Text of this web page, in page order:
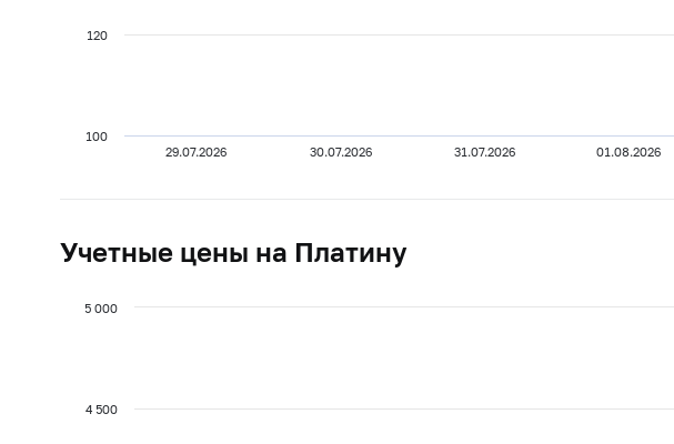
29.07.2026 30.07.2026 31.07.2026 01.08.2026
100
120
Учетные цены на Платину
4 500
5 000